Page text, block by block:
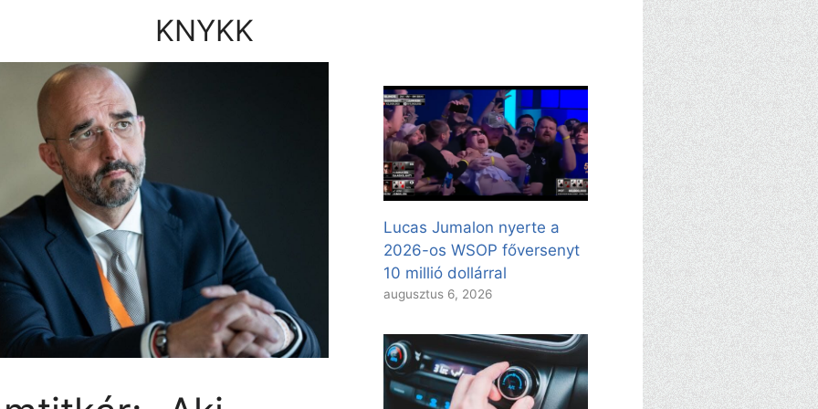
KNYKK
Lucas Jumalon nyerte a
2026-os WSOP főversenyt
10 millió dollárral
augusztus 6, 2026